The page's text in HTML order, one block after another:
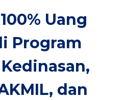
Uang
Program
dan